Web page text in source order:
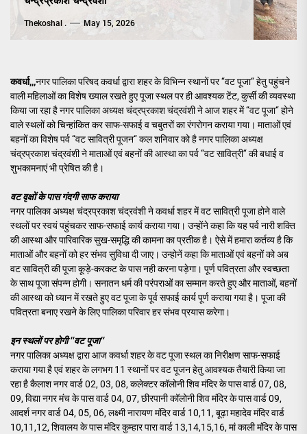
Thekoshal . May 15, 2026
कवर्धा,,,नगर पालिका परिषद कवर्धा द्वारा शहर के विभिन्न स्थानों पर ‘‘वट पूजा‘‘ हेतु पहुंचने
वाली महिलाओं का विशेष ख्याल रखते हुए पूजा स्थल पर ही आवश्यक टेंट, कुर्सी की व्यवस्था
किया जा रहा है नगर पालिका अध्यक्ष चंद्रप्रकाश चंद्रवंशी ने आज शहर में ‘‘वट पूजा‘‘ होने
वाले स्थलों को चिन्हांकित कर साफ-सफाई व चबुतरों का रंगरोगन कराया गया। माताओं एवं
बहनों का विशेष पर्व ‘‘वट सावित्री पूजन‘‘ कल शनिवार को है नगर पालिका अध्यक्ष
चंद्रप्रकाश चंद्रवंशी ने माताओं एवं बहनों की आस्था का पर्व ‘‘वट सावित्री‘‘ की बधाई व
शुभकामनाएं भी प्रेषित की है।
वट वृक्षों के पास गंदगी साफ कराया
नगर पालिका अध्यक्ष चंद्रप्रकाश चंद्रवंशी ने कवर्धा शहर में वट सावित्री पूजा होने वाले
स्थलों पर स्वयं पहुंचकर साफ-सफाई कार्य कराया गया। उन्होंने कहा कि यह पर्व नारी शक्ति
की आस्था और पारिवारिक सुख-समृद्धि की कामना का प्रतीक है। ऐसे में हमारा कर्तव्य है कि
माताओं और बहनों को हर संभव सुविधा दी जाए। उन्होनें कहा कि माताओं एवं बहनों को अब
वट सावित्री की पूजा कूड़े-करकट के पास नही करना पड़ेगा। पूर्ण पवित्रता और स्वच्छता
के साथ पूजा संपन्न होगी। सनातन धर्म की परंपराओं का सम्मान करते हुए और माताओं, बहनों
की आस्था को ध्यान में रखते हुए वट पूजा के पूर्व सफाई कार्य पूर्ण कराया गया है। पूजा की
पवित्रता बनाए रखने के लिए पालिका परिवार हर संभव प्रयास करेगा।
इन स्थलों पर होगी ‘‘वट पूजा‘‘
नगर पालिका अध्यक्ष द्वारा आज कवर्धा शहर के वट पूजा स्थल का निरीक्षण साफ-सफाई
कराया गया है एवं शहर के लगभग 11 स्थानों पर वट पूजन हेतु आवश्यक तैयारी किया जा
रहा है कैलाश नगर वार्ड 02, 03, 08, कलेक्टर कॉलोनी शिव मंदिर के पास वार्ड 07, 08,
09, विद्या नगर मंच के पास वार्ड 04, 07, छीरपानी कॉलोनी शिव मंदिर के पास वार्ड 09,
आदर्श नगर वार्ड 04, 05, 06, लक्ष्मी नारायण मंदिर वार्ड 10,11, बूढ़ा महादेव मंदिर वार्ड
10,11,12, शिवालय के पास मंदिर कुम्हार पारा वार्ड 13,14,15,16, मां काली मंदिर के पास